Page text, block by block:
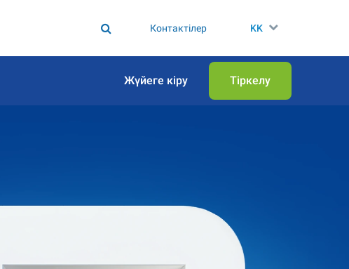
Контактілер KK
Жүйеге кіру Тіркелу